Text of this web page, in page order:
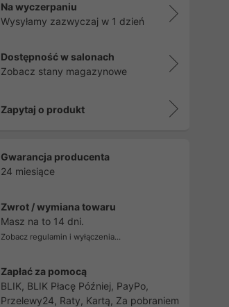
Na wyczerpaniu
Wysyłamy zazwyczaj w 1 dzień
Dostępność w salonach
Zobacz stany magazynowe
Zapytaj o produkt
Gwarancja producenta
24 miesiące
Zwrot / wymiana towaru
Masz na to 14 dni.
Zobacz regulamin i wyłączenia...
Zapłać za pomocą
BLIK, BLIK Płacę Później, PayPo,
Przelewy24, Raty, Kartą, Za pobraniem